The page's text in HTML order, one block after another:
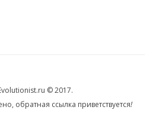
© 2017.
обратная ссылка приветствуется!